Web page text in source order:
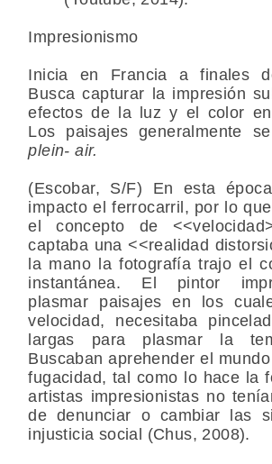
Impresionismo
Inicia en Francia a finales
Busca capturar la impresión
efectos de la luz y el color
Los paisajes generalmente
plein- air.
(Escobar, S/F) En esta
impacto el ferrocarril, por lo
el concepto de
captaba una <<realidad
la mano la fotografía trajo el
instantánea. El pintor
plasmar paisajes en los
velocidad, necesitaba
largas para plasmar la
Buscaban aprehender el
fugacidad, tal como lo hace la
artistas impresionistas no
de denunciar o cambiar las
injusticia social (Chus, 2008).